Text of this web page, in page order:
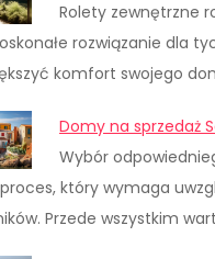
Rolety zewnętrzne
rozwiązanie dla
komfort swojego
Domy na sprzedaż
Wybór
który wymaga
Przede wszystkim